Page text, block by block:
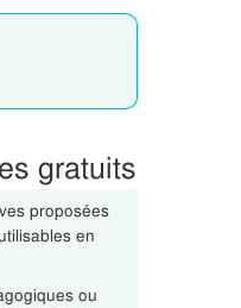
gratuits
proposées
en
ou